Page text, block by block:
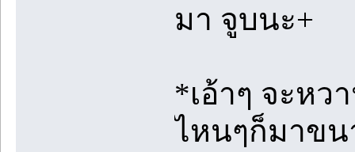
มา จูบนะ+
*เอ้าๆ จะห
ไหนๆก็มาขน